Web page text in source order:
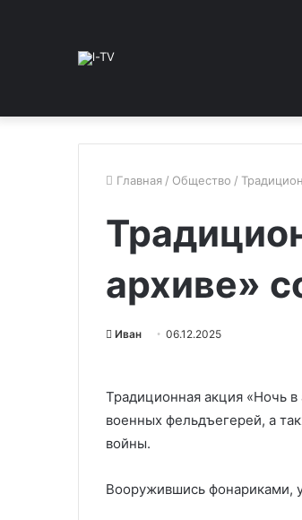
Главная / Общество /
архиве»
Иван 06.12.2025
Традиционная акция «Ночь
военных фельдъегерей, а
войны.
Вооружившись фонариками,